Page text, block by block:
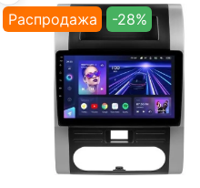
Распродажа -28%